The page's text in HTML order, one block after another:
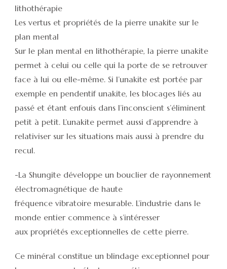
lithothérapie
Les vertus et propriétés de la pierre unakite sur le
plan mental
Sur le plan mental en lithothérapie, la pierre unakite
permet à celui ou celle qui la porte de se retrouver
face à lui ou elle-même. Si l’unakite est portée par
exemple en pendentif unakite, les blocages liés au
passé et étant enfouis dans l’inconscient s’éliminent
petit à petit. L’unakite permet aussi d’apprendre à
relativiser sur les situations mais aussi à prendre du
recul.
-La Shungite développe un bouclier de rayonnement
électromagnétique de haute
fréquence vibratoire mesurable. L’industrie dans le
monde entier commence à s’intéresser
aux propriétés exceptionnelles de cette pierre.
Ce minéral constitue un blindage exceptionnel pour